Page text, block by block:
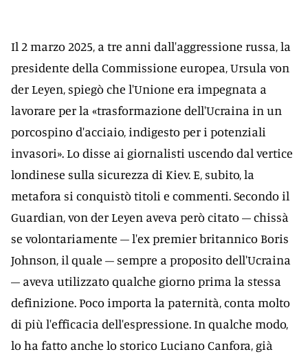
Il 2 marzo 2025, a tre anni dall'aggressione russa, la
presidente della Commissione europea, Ursula von
der Leyen, spiegò che l'Unione era impegnata a
lavorare per la «trasformazione dell'Ucraina in un
porcospino d'acciaio, indigesto per i potenziali
invasori». Lo disse ai giornalisti uscendo dal vertice
londinese sulla sicurezza di Kiev. E, subito, la
metafora si conquistò titoli e commenti. Secondo il
Guardian, von der Leyen aveva però citato – chissà
se volontariamente – l'ex premier britannico Boris
Johnson, il quale – sempre a proposito dell'Ucraina
– aveva utilizzato qualche giorno prima la stessa
definizione. Poco importa la paternità, conta molto
di più l'efficacia dell'espressione. In qualche modo,
lo ha fatto anche lo storico Luciano Canfora, già